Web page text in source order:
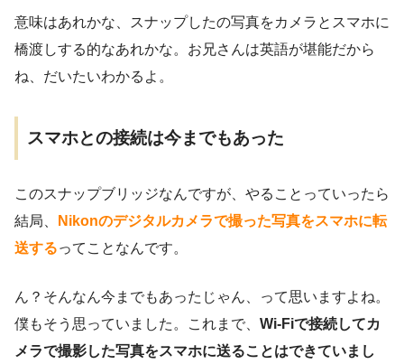
意味はあれかな、スナップしたの写真をカメラとスマホに
橋渡しする的なあれかな。お兄さんは英語が堪能だから
ね、だいたいわかるよ。
スマホとの接続は今までもあった
このスナップブリッジなんですが、やることっていったら
結局、
Nikonのデジタルカメラで撮った写真をスマホに転
送するってことなんです。
ん？そんなん今までもあったじゃん、って思いますよね。
僕もそう思っていました。これまで、 Wi-Fiで接続してカ
メラで撮影した写真をスマホに送ることはできていまし